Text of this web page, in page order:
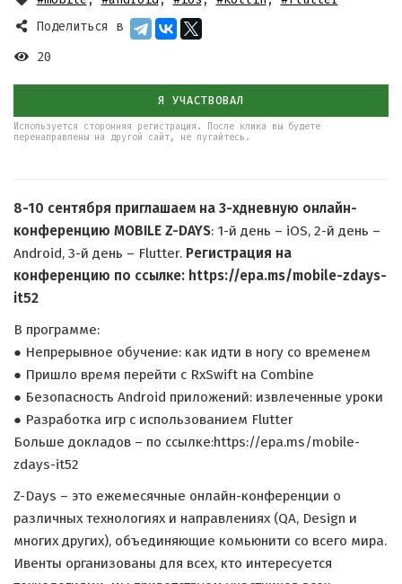
Поделиться в
20
Я УЧАСТВОВАЛ
Используется сторонняя регистрация. После клика вы будете
перенаправлены на другой сайт, не пугайтесь.
8-10 сентября приглашаем на 3-хдневную онлайн-
конференцию MOBILE Z-DAYS: 1-й день – iOS, 2-й день –
Android, 3-й день – Flutter. Регистрация на
конференцию по ссылке: https://epa.ms/mobile-zdays-
it52
В программе:
● Непрерывное обучение: как идти в ногу со временем
● Пришло время перейти с RxSwift на Combine
● Безопасность Android приложений: извлеченные уроки
● Разработка игр с использованием Flutter
Больше докладов – по ссылке:https://epa.ms/mobile-
zdays-it52
Z-Days – это ежемесячные онлайн-конференции о
различных технологиях и направлениях (QA, Design и
многих других), объединяющие комьюнити со всего мира.
Ивенты организованы для всех, кто интересуется